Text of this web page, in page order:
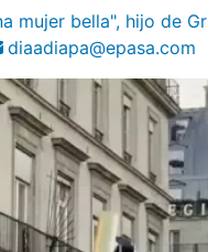
mujer bella", hijo de
diaadiapa@epasa.com